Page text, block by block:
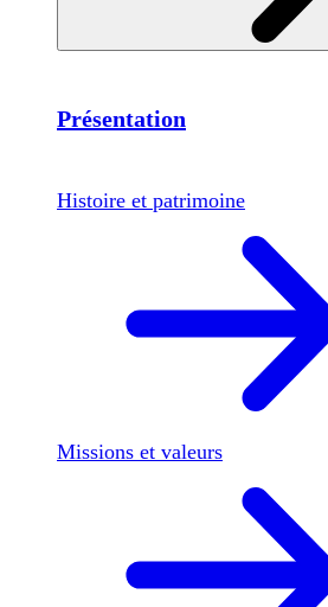
Présentation
Histoire et patrimoine
Missions et valeurs